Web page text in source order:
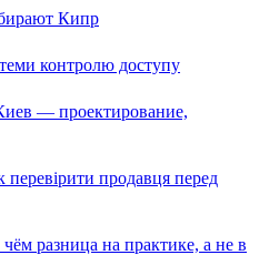
Кипр
контролю доступу
— проектирование,
продавця перед
разница на практике, а не в